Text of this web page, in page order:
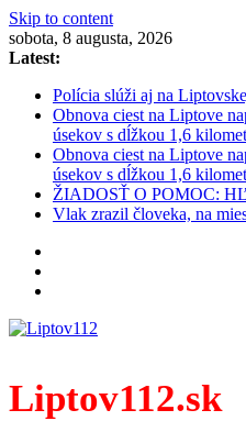
Skip to content
sobota, 8 augusta, 2026
Latest:
Polícia slúži aj na
Obnova ciest na Liptove
úsekov s dĺžkou 1,6
Obnova ciest na Liptove
úsekov s dĺžkou 1,6
ŽIADOSŤ O POMOC:
Vlak zrazil človeka, na
Liptov112.sk